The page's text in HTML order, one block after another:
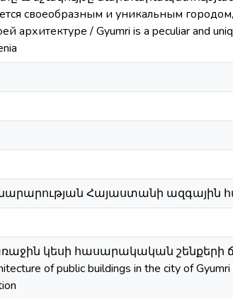
своеобразным и уникальным
архитектуре / Gyumri is a peculiar and
Հայաստանի ազգային
կեսի հասարակական
of public buildings in the city of Gyumri